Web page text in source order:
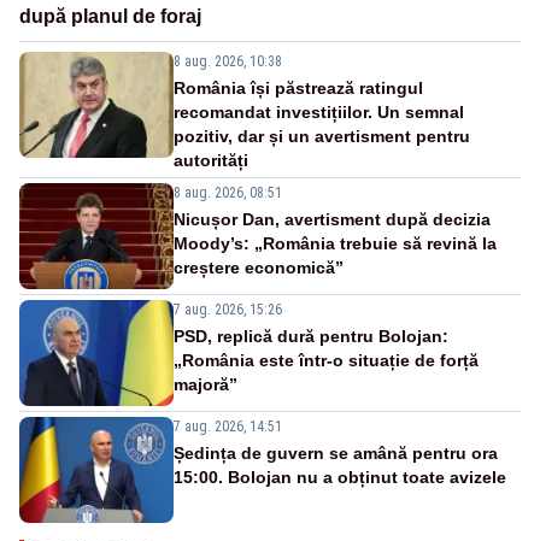
după planul de foraj
8 aug. 2026, 10:38
România își păstrează ratingul
recomandat investițiilor. Un semnal
pozitiv, dar și un avertisment pentru
autorități
8 aug. 2026, 08:51
Nicușor Dan, avertisment după decizia
Moody’s: „România trebuie să revină la
creștere economică”
7 aug. 2026, 15:26
PSD, replică dură pentru Bolojan:
„România este într-o situație de forță
majoră”
7 aug. 2026, 14:51
Ședința de guvern se amână pentru ora
15:00. Bolojan nu a obținut toate avizele